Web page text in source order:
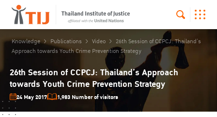
Knowledge Publications Video
26th Session of CCPCJ: Thailand’s
Approach towards Youth Crime Prevention Strategy
26th Session of CCPCJ: Thailand’s Approach
towards Youth Crime Prevention Strategy
24 May 2017 1,983 Number of visitors